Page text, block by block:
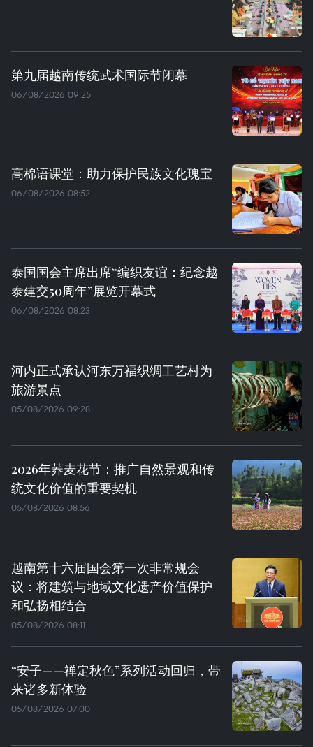
第九届越南传统武术国际节闭幕
06/08/2026 09:25
高棉语课堂：助力保护民族文化瑰宝
06/08/2026 08:52
泰国国会主席出席“编织友谊：纪念越
泰建交50周年”展览开幕式
06/08/2026 08:23
河内正式承认河东万福织绸工艺村为
旅游景点
05/08/2026 09:28
2026年荞麦花节：推广自然景观和传
统文化价值的重要契机
05/08/2026 08:56
越南第十六届国会第一次非常规会
议：将建筑与地域文化遗产价值保护
和弘扬相结合
05/08/2026 08:11
“安子——禅定秋色”系列活动回归，带
来诸多新体验
05/08/2026 07:00